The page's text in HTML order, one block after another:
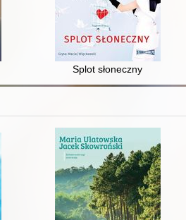
Splot słoneczny